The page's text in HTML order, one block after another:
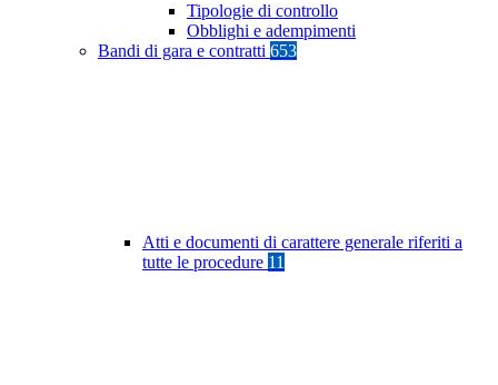
Tipologie di controllo
Obblighi e adempimenti
Bandi di gara e contratti 653
Atti e documenti di carattere generale riferiti a
tutte le procedure 11